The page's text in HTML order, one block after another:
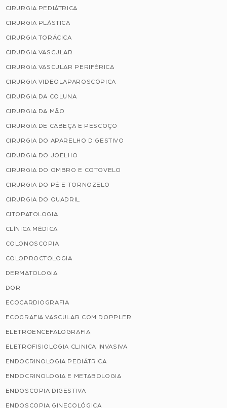
CIRURGIA PEDIÁTRICA
CIRURGIA PLÁSTICA
CIRURGIA TORÁCICA
CIRURGIA VASCULAR
CIRURGIA VASCULAR PERIFÉRICA
CIRURGIA VIDEOLAPAROSCÓPICA
CIRURGIA DA COLUNA
CIRURGIA DA MÃO
CIRURGIA DE CABEÇA E PESCOÇO
CIRURGIA DO APARELHO DIGESTIVO
CIRURGIA DO JOELHO
CIRURGIA DO OMBRO E COTOVELO
CIRURGIA DO PÉ E TORNOZELO
CIRURGIA DO QUADRIL
CITOPATOLOGIA
CLÍNICA MÉDICA
COLONOSCOPIA
COLOPROCTOLOGIA
DERMATOLOGIA
DOR
ECOCARDIOGRAFIA
ECOGRAFIA VASCULAR COM DOPPLER
ELETROENCEFALOGRAFIA
ELETROFISIOLOGIA CLINICA INVASIVA
ENDOCRINOLOGIA PEDIÁTRICA
ENDOCRINOLOGIA E METABOLOGIA
ENDOSCOPIA DIGESTIVA
ENDOSCOPIA GINECOLÓGICA